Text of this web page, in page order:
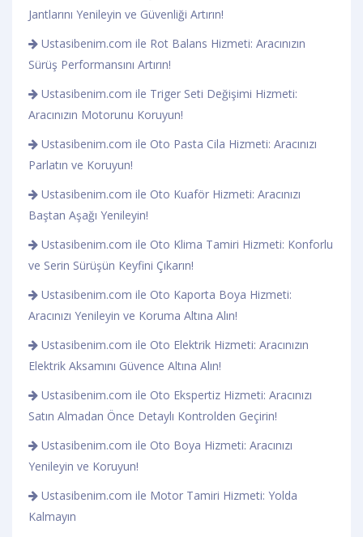
Jantlarını Yenileyin ve Güvenliği Artırın!
Ustasibenim.com ile Rot Balans Hizmeti: Aracınızın
Sürüş Performansını Artırın!
Ustasibenim.com ile Triger Seti Değişimi Hizmeti:
Aracınızın Motorunu Koruyun!
Ustasibenim.com ile Oto Pasta Cila Hizmeti: Aracınızı
Parlatın ve Koruyun!
Ustasibenim.com ile Oto Kuaför Hizmeti: Aracınızı
Baştan Aşağı Yenileyin!
Ustasibenim.com ile Oto Klima Tamiri Hizmeti: Konforlu
ve Serin Sürüşün Keyfini Çıkarın!
Ustasibenim.com ile Oto Kaporta Boya Hizmeti:
Aracınızı Yenileyin ve Koruma Altına Alın!
Ustasibenim.com ile Oto Elektrik Hizmeti: Aracınızın
Elektrik Aksamını Güvence Altına Alın!
Ustasibenim.com ile Oto Ekspertiz Hizmeti: Aracınızı
Satın Almadan Önce Detaylı Kontrolden Geçirin!
Ustasibenim.com ile Oto Boya Hizmeti: Aracınızı
Yenileyin ve Koruyun!
Ustasibenim.com ile Motor Tamiri Hizmeti: Yolda
Kalmayın